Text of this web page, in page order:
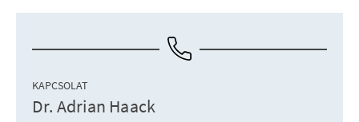
KAPCSOLAT
Dr. Adrian Haack